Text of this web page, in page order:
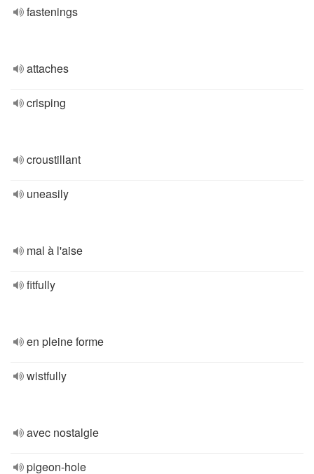
fastenings
attaches
crisping
croustillant
uneasily
mal à l'aise
fitfully
en pleine forme
wistfully
avec nostalgie
pigeon-hole